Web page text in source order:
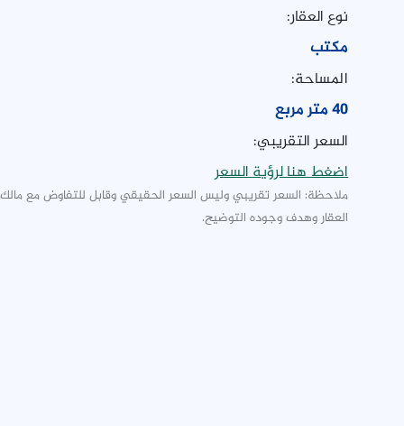
نوع العقار:
مكتب
المساحة:
40 متر مربع
السعر التقريبي:
اضغط هنا لرؤية السعر
ملاحظة: السعر تقريبي وليس السعر الحقيقي وقابل للتفاوض مع مالك
العقار وهدف وجوده التوضيح.